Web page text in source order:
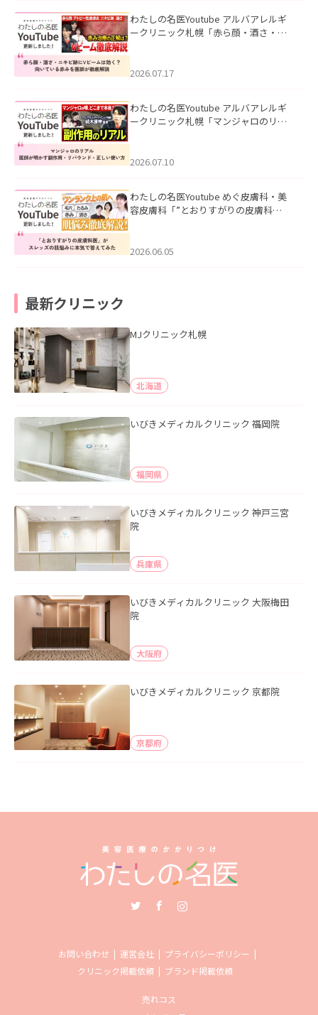
わたしの名医Youtube アルバアレルギ
ークリニック札幌「赤ら顔・酒さ・ニ
した。
2026.07.17
わたしの名医Youtube アルバアレルギ
ークリニック札幌「マンジャロのリア
た。
2026.07.10
わたしの名医Youtube めぐ皮膚科・美
容皮膚科「”とおりすがりの皮膚科
2026.06.05
最新クリニック
MJクリニック札幌
北海道
いびきメディカルクリニック 福岡院
福岡県
いびきメディカルクリニック 神戸三宮
院
兵庫県
いびきメディカルクリニック 大阪梅田
院
大阪府
いびきメディカルクリニック 京都院
京都府
お問い合わせ 運営会社
プライバシーポリシー
クリニック掲載依頼
ブランド掲載依頼
売れコス